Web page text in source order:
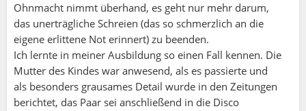
Ohnmacht nimmt überhand, es geht nur mehr darum,
das unerträgliche Schreien (das so schmerzlich an die
eigene erlittene Not erinnert) zu beenden.
Ich lernte in meiner Ausbildung so einen Fall kennen. Die
Mutter des Kindes war anwesend, als es passierte und
als besonders grausames Detail wurde in den Zeitungen
berichtet, das Paar sei anschließend in die Disco